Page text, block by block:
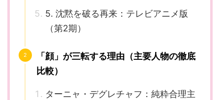
5. 沈黙を破る再来：テレビアニメ版
（第2期）
「顔」が三転する理由（主要人物の徹底
比較）
ターニャ・デグレチャフ：純粋合理主